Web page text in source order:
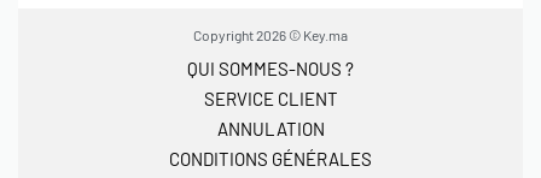
Copyright 2026 © Key.ma
QUI SOMMES-NOUS ?
SERVICE CLIENT
ANNULATION
CONDITIONS GÉNÉRALES